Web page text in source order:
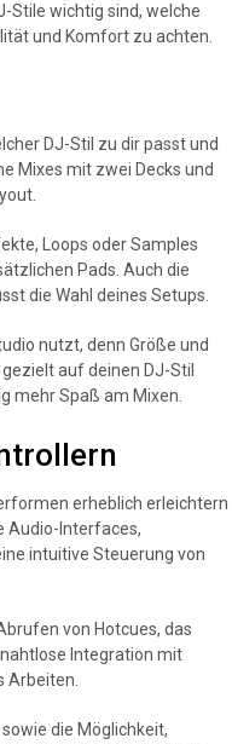
Stile wichtig sind, welche
und Komfort zu achten.
DJ-Stil zu dir passt und
Mixes mit zwei Decks und
Loops oder Samples
Pads. Auch die
die Wahl deines Setups.
nutzt, denn Größe und
auf deinen DJ-Stil
mehr Spaß am Mixen.
erheblich erleichtern
Audio-Interfaces,
intuitive Steuerung von
von Hotcues, das
Integration mit
Arbeiten.
die Möglichkeit,